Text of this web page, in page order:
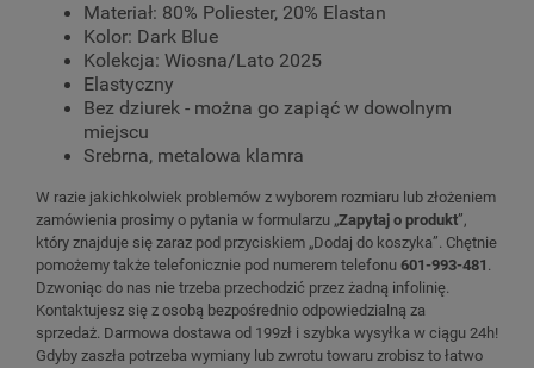
Materiał: 80% Poliester, 20% Elastan
Kolor: Dark Blue
Kolekcja: Wiosna/Lato 2025
Elastyczny
Bez dziurek - można go zapiąć w dowolnym
miejscu
Srebrna, metalowa klamra
W razie jakichkolwiek problemów z wyborem rozmiaru lub złożeniem
zamówienia prosimy o pytania w formularzu „Zapytaj o produkt”,
który znajduje się zaraz pod przyciskiem „Dodaj do koszyka”. Chętnie
pomożemy także telefonicznie pod numerem telefonu 601-993-481 .
Dzwoniąc do nas nie trzeba przechodzić przez żadną infolinię.
Kontaktujesz się z osobą bezpośrednio odpowiedzialną za
sprzedaż. Darmowa dostawa od 199zł i szybka wysyłka w ciągu 24h!
Gdyby zaszła potrzeba wymiany lub zwrotu towaru zrobisz to łatwo